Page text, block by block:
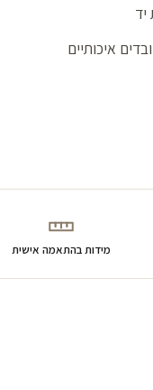
יד
איכותיים
מידות בהתאמה אישית